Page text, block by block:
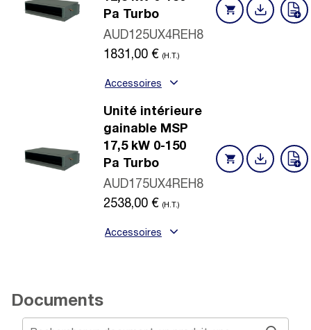
Pa Turbo
AUD125UX4REH8
1831,00 € (H.T.)
Accessoires
Unité intérieure
gainable MSP
17,5 kW 0-150
Pa Turbo
AUD175UX4REH8
2538,00 € (H.T.)
Accessoires
Documents